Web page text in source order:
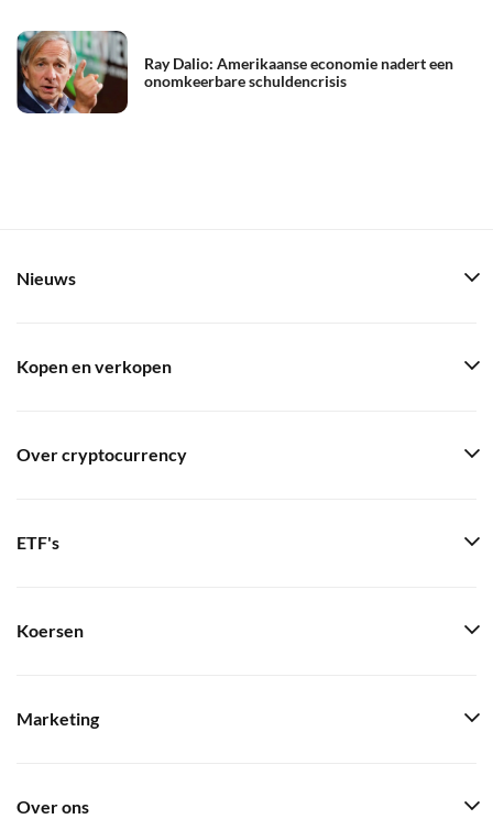
Ray Dalio: Amerikaanse economie nadert een
onomkeerbare schuldencrisis
Nieuws
Kopen en verkopen
Over cryptocurrency
ETF's
Koersen
Marketing
Over ons